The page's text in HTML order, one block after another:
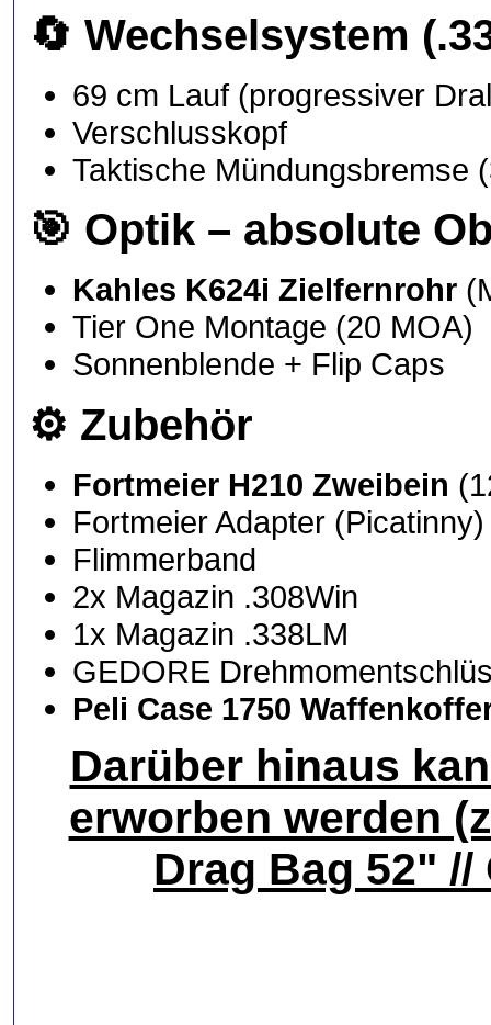
🔄 Wechselsystem
69 cm Lauf (progressiver
Verschlusskopf
Taktische Mündungsbremse
🎯 Optik – absolute
Kahles K624i Zielfernrohr
Tier One Montage (20 MOA)
Sonnenblende + Flip Caps
⚙️ Zubehör
Fortmeier H210 Zweibein
Fortmeier Adapter (Picatinny)
Flimmerband
2x Magazin .308Win
1x Magazin .338LM
GEDORE
Peli Case 1750
Darüber hinaus
erworben werden
Drag Bag 52"